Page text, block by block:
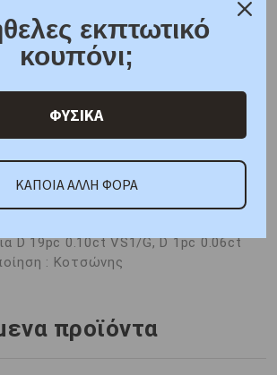
Γιατί εμάς
Μέταλλο : Λευκόχρυσος &
Διαστάσεις:
D 19pc 0.10ct VS1/G, D 1pc 0.06ct
: Κοτσώνης
προϊόντα
εκπτωτικό
κουπόνι;
ΦΥΣΙΚΑ
ΚΑΠΟΙΑ ΑΛΛΗ ΦΟΡΑ